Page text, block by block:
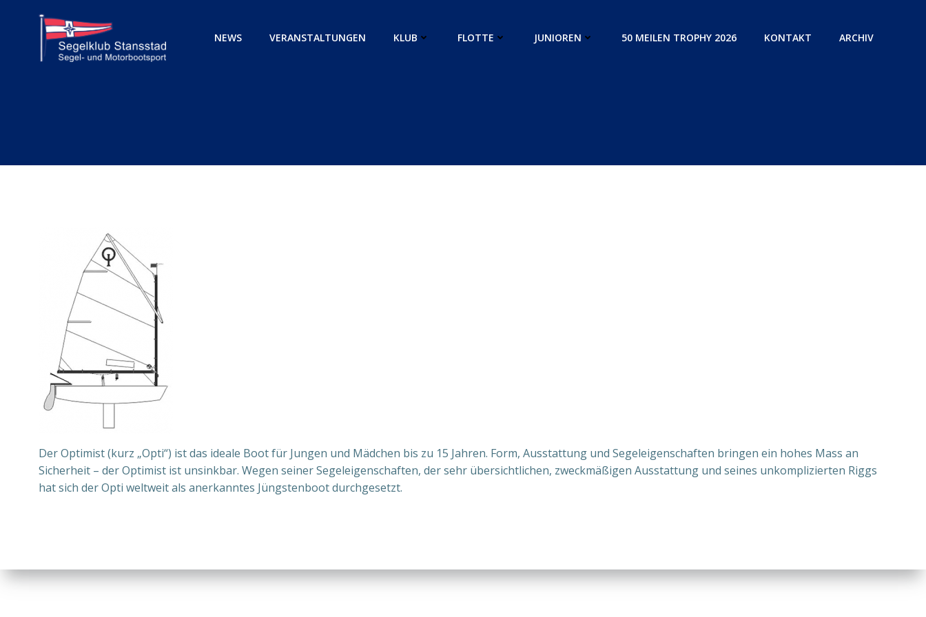
NEWS VERANSTALTUNGEN KLUB FLOTTE JUNIOREN 50 MEILEN TROPHY 2026 KONTAKT ARCHIV
Der Optimist (kurz „Opti“) ist das ideale Boot für Jungen und Mädchen bis zu 15 Jahren. Form, Ausstattung und Segeleigenschaften bringen ein hohes Mass an
Sicherheit – der Optimist ist unsinkbar. Wegen seiner Segeleigenschaften, der sehr übersichtlichen, zweckmäßigen Ausstattung und seines unkomplizierten Riggs
hat sich der Opti weltweit als anerkanntes Jüngstenboot durchgesetzt.